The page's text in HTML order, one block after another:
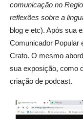
comunicação no
reflexões sobre a
blog e etc). Após sua
Comunicador Popular
Crato. O mesmo
sua exposição, como
criação de podcast.